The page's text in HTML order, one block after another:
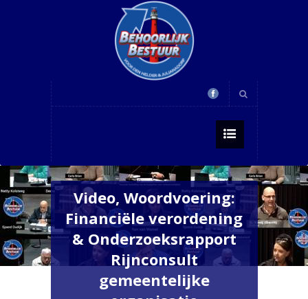
Video, Woordvoering:
Financiële verordening
& Onderzoeksrapport
Rijnconsult
gemeentelijke